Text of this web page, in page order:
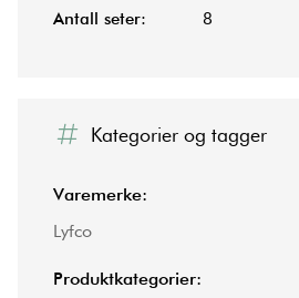
Antall seter: 8
Kategorier og tagger
Varemerke:
Lyfco
Produktkategorier: